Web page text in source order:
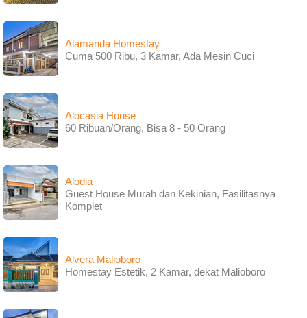
Alamanda Homestay
Cuma 500 Ribu, 3 Kamar, Ada Mesin Cuci
Alocasia House
60 Ribuan/Orang, Bisa 8 - 50 Orang
Alodia
Guest House Murah dan Kekinian, Fasilitasnya
Komplet
Alvera Malioboro
Homestay Estetik, 2 Kamar, dekat Malioboro